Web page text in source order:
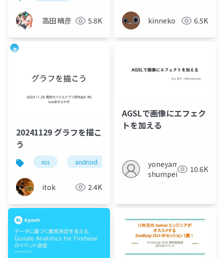
高田 晴彦 5.8K kinneko 6.5K
20241129 グラフを描こ
う
ios android flutter
itok 2.4K
AGSLで画像にエフェク
トを加える
yoneyama
shumpei
10.6K